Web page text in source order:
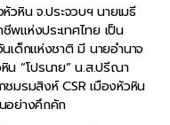
หิน จ.ประจวบฯ นายเมธี
แห่งประเทศไทย เป็น
เด็กแห่งชาติ มี นายอำนาจ
น “โปรนาย” น.ส.ปรีณา
มรมสิงห์ CSR เมืองหัวหิน
อย่างคึกคัก